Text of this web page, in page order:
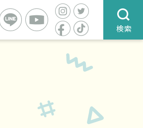
検索